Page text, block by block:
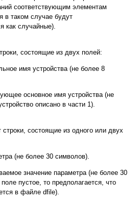
соответствующим элементам
в таком случае будут
как случайные).
состоящие из двух полей:
имя устройства (не более 8
основное имя устройства (не
описано в части 1).
состоящие из одного или двух
(не более 30 символов).
значение параметра (не более 30
пустое, то предполагается, что
в файле dfile).